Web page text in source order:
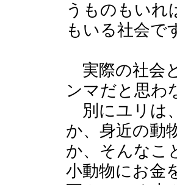
うものもいれ
もいる社会で
実際の社会
ンマだと思わ
別にユリは
か、身近の動
か、そんなこ
小動物にお金